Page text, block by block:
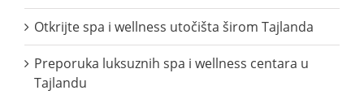
Otkrijte spa i wellness utočišta širom Tajlanda
Preporuka luksuznih spa i wellness centara u
Tajlandu